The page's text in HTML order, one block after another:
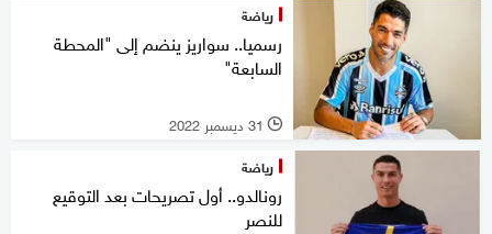
رياضة
رسميا.. سواريز ينضم إلى "المحطة
السابعة"
l 31 ديسمبر 2022
رياضة
رونالدو.. أول تصريحات بعد التوقيع
للنصر